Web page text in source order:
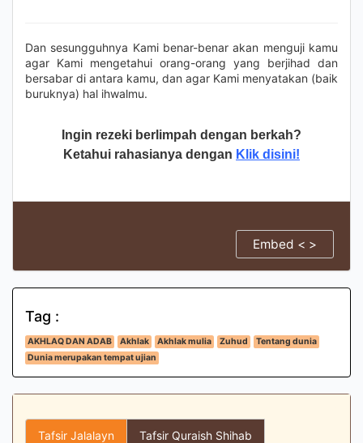
Dan sesungguhnya Kami benar-benar akan menguji kamu
agar Kami mengetahui orang-orang yang berjihad dan
bersabar di antara kamu, dan agar Kami menyatakan (baik
buruknya) hal ihwalmu.
Ingin rezeki berlimpah dengan berkah?
Ketahui rahasianya dengan Klik disini!
Embed < >
Tag :
AKHLAQ DAN ADAB Akhlak Akhlak mulia Zuhud
Tentang dunia
Dunia merupakan tempat ujian
Tafsir Jalalayn Tafsir Quraish Shihab